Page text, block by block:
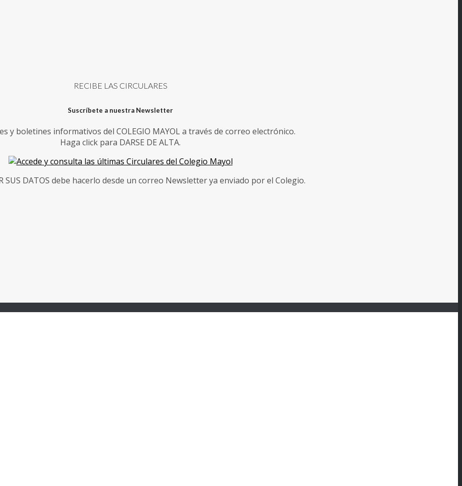
RECIBE LAS CIRCULARES
Suscríbete a nuestra Newsletter
y boletines informativos del COLEGIO MAYOL a través de correo electrónico.
Haga click para DARSE DE ALTA.
SUS DATOS debe hacerlo desde un correo Newsletter ya enviado por el Colegio.